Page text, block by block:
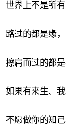
世界上不是所
路过的都是缘，
擦肩而过的都是
如果有来生、我
不愿做你的知